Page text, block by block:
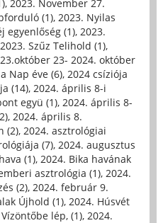
, 2023. November 27.
(1), 2023. Nyilas
egyenlőség (1), 2023.
2023. Szűz Telihold (1),
23- 2024. október
Nap éve (6), 2024 csíziója
(14), 2024. április 8-i
együ (1), 2024. április 8-
, 2024. április 8.
(2), 2024. asztrológiai
(7), 2024. augusztus
(1), 2024. Bika havának
asztrológia (1), 2024.
(2), 2024. február 9.
Újhold (1), 2024. Húsvét
lép, (1), 2024.